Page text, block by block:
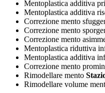
Mentoplastica additiva
Mentoplastica additiva
Correzione mento
Correzione mento
Correzione mento
Mentoplastica riduttiva
Mentoplastica additiva
Correzione mento
Rimodellare mento
Rimodellare volume